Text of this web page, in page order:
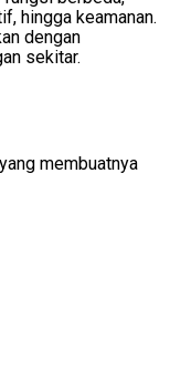
hingga keamanan.
dengan
sekitar.
membuatnya